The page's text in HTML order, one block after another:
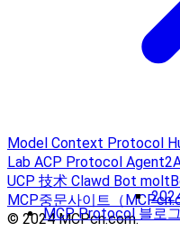
MCP Protocol 블로그
Model Context Protocol
Lab ACP Protocol
UCP 技术 Clawd Bot
MCP중문사이트（
© 2024 MCPcn.com.